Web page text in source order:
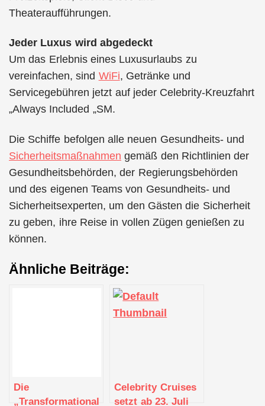
Theateraufführungen.
Jeder Luxus wird abgedeckt
Um das Erlebnis eines Luxusurlaubs zu
vereinfachen, sind WiFi, Getränke und
Servicegebühren jetzt auf jeder Celebrity-Kreuzfahrt
„Always Included „SM.
Die Schiffe befolgen alle neuen Gesundheits- und
Sicherheitsmaßnahmen gemäß den Richtlinien der
Gesundheitsbehörden, der Regierungsbehörden
und des eigenen Teams von Gesundheits- und
Sicherheitsexperten, um den Gästen die Sicherheit
zu geben, ihre Reise in vollen Zügen genießen zu
können.
Ähnliche Beiträge:
Die
„Transformational
Celebrity Cruises
setzt ab 23. Juli